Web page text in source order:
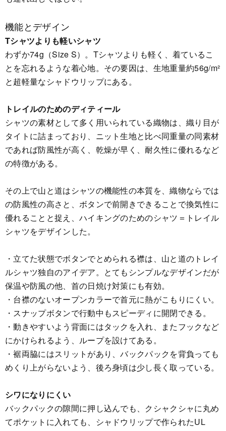
機能とデザイン
Tシャツよりも軽いシャツ
わずか74g（Size S）。Tシャツよりも軽く、着ているこ
とを忘れるような着心地。その要因は、生地重量約56g/m²
と超軽量なシャドウリップにある。
トレイルのためのディティール
シャツの素材として多く用いられている織物は、織り目が
タイトに詰まっており、ニット生地と比べ同重量の同素材
であれば防風性が高く、乾燥が早く、耐久性に優れるなど
の特徴がある。
その上で山と道はシャツの機能性の本質を、織物ならでは
の防風性の高さと、ボタンで前開きできることで換気性に
優れることと捉え、ハイキングのためのシャツ＝トレイル
シャツをデザインした。
・立てた状態でボタンでとめられる襟は、山と道のトレイ
ルシャツ独自のアイデア。とてもシンプルなデザインだが
保温や防風の他、首の日焼け対策にも有効。
・台襟のないオープンカラーで首元に熱がこもりにくい。
・スナップボタンで行動中もスピーディに開閉できる。
・動きやすいよう背面にはタックを入れ、またフックなど
にかけられるよう、ループを設けてある。
・裾両脇にはスリットがあり、バックパックを背負っても
めくり上がらないよう、後ろ身頃は少し長く取っている。
シワになりにくい
バックパックの隙間に押し込んでも、クシャクシャに丸め
てポケットに入れても、シャドウリップで作られたUL